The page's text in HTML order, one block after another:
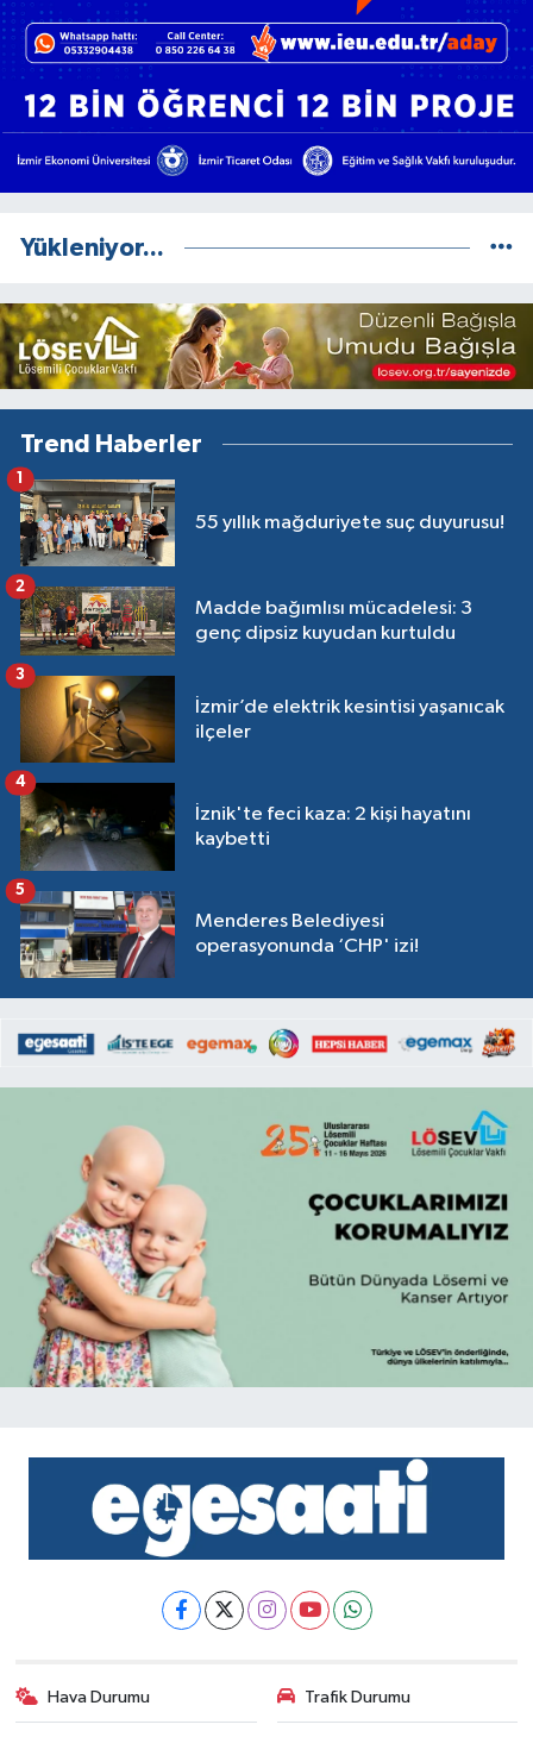
Yükleniyor...
Trend Haberler
55 yıllık mağduriyete suç duyurusu!
1
Madde bağımlısı mücadelesi: 3
genç dipsiz kuyudan kurtuldu
2
İzmir’de elektrik kesintisi yaşanıcak
ilçeler
3
İznik'te feci kaza: 2 kişi hayatını
kaybetti
4
Menderes Belediyesi
operasyonunda ‘CHP' izi!
5
Hava Durumu Trafik Durumu